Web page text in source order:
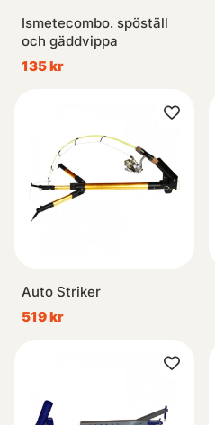
Ismetecombo. spöställ
och gäddvippa
135 kr
Auto Striker
519 kr